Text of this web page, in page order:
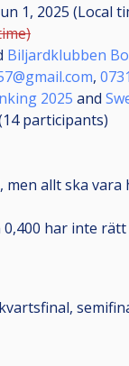
1, 2025 (Local
Biljardklubben
,
2025 and
participants)
men allt ska
har inte rätt